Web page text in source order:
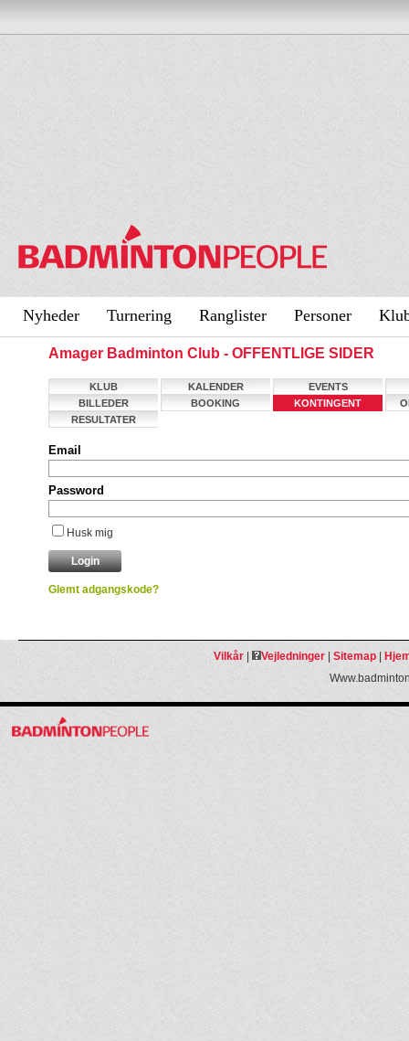
Nyheder Turnering Ranglister Personer
Amager Badminton Club - OFFENTLIGE SIDER
KLUB KALENDER
EVENTS
BILLEDER
BOOKING KONTINGENT
RESULTATER
Email
Password
Husk mig
Glemt adgangskode?
Vilkår| Vejledninger| Sitemap|